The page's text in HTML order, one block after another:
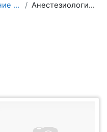
Образование 2025-2026 уч.год Анестезиологии и реаниматологии